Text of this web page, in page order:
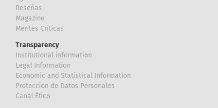
Reseñas
Magazine
Mentes Críticas
Transparency
Institutional information
Legal Information
Economic and Statistical Information
Proteccion de Datos Personales
Canal Ético